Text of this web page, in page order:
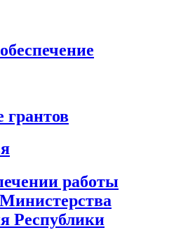
грантов
работы
Республики